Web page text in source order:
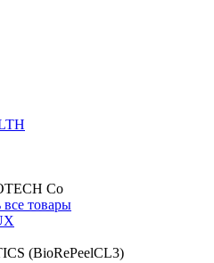
Co
товары
(BioRePeelCL3)